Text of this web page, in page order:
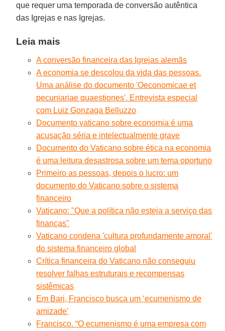
que requer uma temporada de conversão autêntica
das Igrejas e nas Igrejas.
Leia mais
A conversão financeira das Igrejas alemãs
A economia se descolou da vida das pessoas.
Uma análise do documento 'Oeconomicae et
pecuniariae quaestiones'. Entrevista especial
com Luiz Gonzaga Belluzzo
Documento vaticano sobre economia é uma
acusação séria e intelectualmente grave
Documento do Vaticano sobre ética na economia
é uma leitura desastrosa sobre um tema oportuno
Primeiro as pessoas, depois o lucro: um
documento do Vaticano sobre o sistema
financeiro
Vaticano: "Que a política não esteja a serviço das
finanças"
Vaticano condena 'cultura profundamente amoral'
do sistema financeiro global
Crítica financeira do Vaticano não conseguiu
resolver falhas estruturais e recompensas
sistêmicas
Em Bari, Francisco busca um ‘ecumenismo de
amizade'
Francisco. “O ecumenismo é uma empresa com